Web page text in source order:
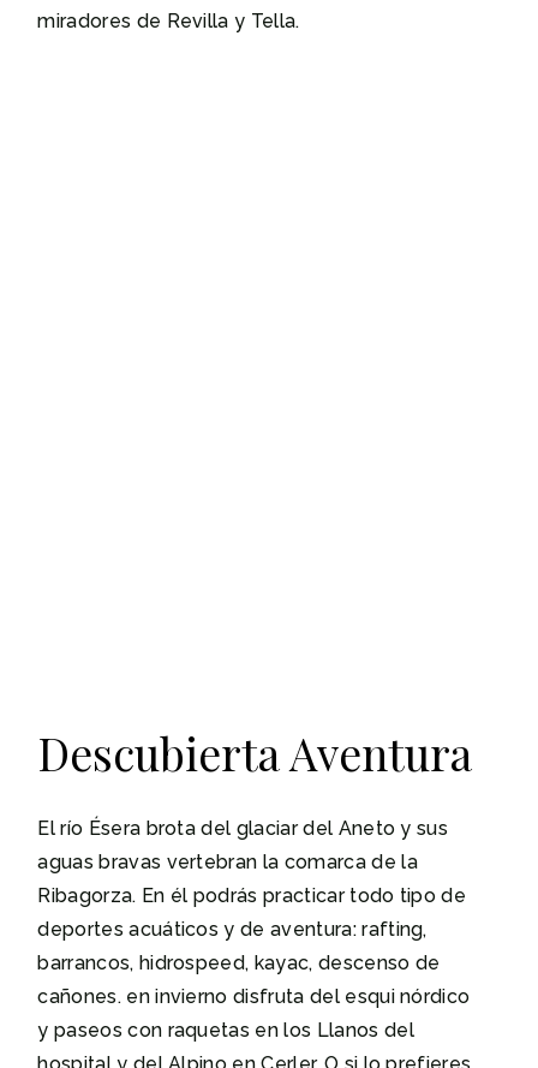
miradores de Revilla y Tella.
Descubierta Aventura
El río Ésera brota del glaciar del Aneto y sus
aguas bravas vertebran la comarca de la
Ribagorza. En él podrás practicar todo tipo de
deportes acuáticos y de aventura: rafting,
barrancos, hidrospeed, kayac, descenso de
cañones. en invierno disfruta del esqui nórdico
y paseos con raquetas en los Llanos del